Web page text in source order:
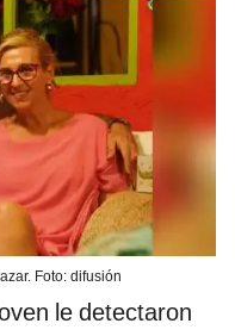
Foto: difusión
le detectaron